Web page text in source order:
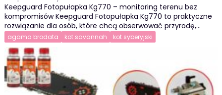
Keepguard Fotopułapka Kg770 – monitoring terenu bez
kompromisów Keepguard Fotopułapka Kg770 to praktyczne
rozwiązanie dla osób, które chcą obserwować przyrodę,…
agama brodata kot savannah kot syberyjski